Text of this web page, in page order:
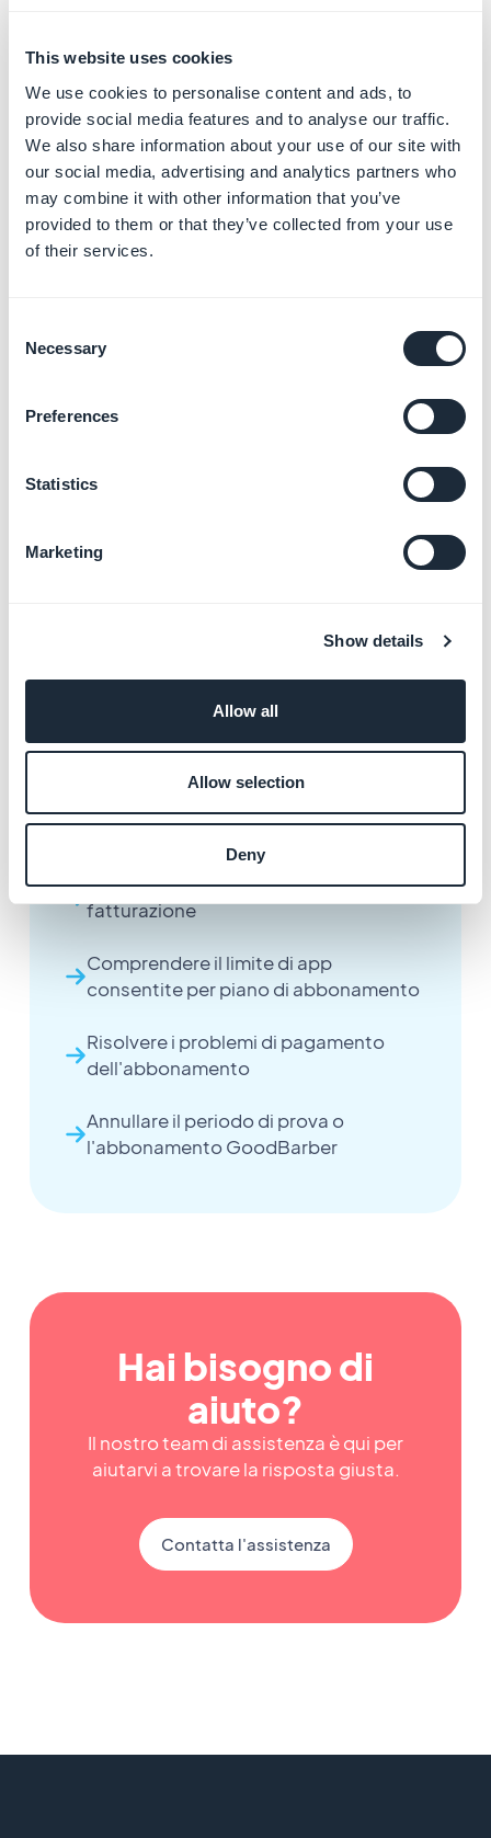
This website uses cookies
We use cookies to personalise content and ads, to
provide social media features and to analyse our traffic.
We also share information about your use of our site with
our social media, advertising and analytics partners who
may combine it with other information that you’ve
provided to them or that they’ve collected from your use
of their services.
Selection
Necessary
Preferences
Statistics
Marketing
Show details
Allow all
Allow selection
Deny
nuova app?
Per creare una nuova app, bisogna sottoscrivere un
nuovo abbonamento.
Per farlo, vai al portale GoodBarber e crea la tua nuova
apphttps://it.goodbarber.com
Altri articoli
Avviare il periodo di prova gratuito di
Comprendere le tariffe e i piani di
pagamenti e le fatture
abbonamento
Aggiornare le tue informazioni di
fatturazione
Comprendere il limite di app
consentite per piano di abbonamento
Risolvere i problemi di pagamento
dell'abbonamento
Annullare il periodo di prova o
l'abbonamento GoodBarber
Hai bisogno di
aiuto?
Il nostro team di assistenza è qui per
aiutarvi a trovare la risposta giusta.
Contatta l'assistenza